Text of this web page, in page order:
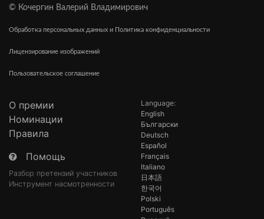
© Кочергин Валерий Владимирович
Обработка персональных данных и Политика конфиденциальности
Лицензирование изображений
Пользовательское соглашение
О премии
Номинации
Правила
Помощь
Разбор претензий участников
Инструмент насмотренности
Language:
English
Български
Deutsch
Español
Français
Italiano
日本語
한국어
Polski
Português